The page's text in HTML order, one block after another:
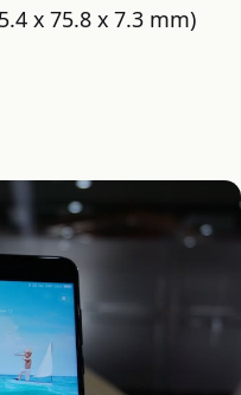
x 75.8 x 7.3 mm)